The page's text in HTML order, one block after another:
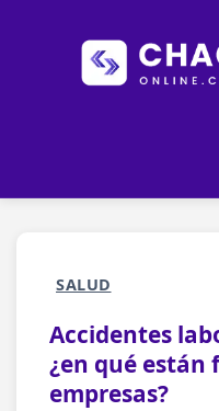
SALUD
Accidentes
¿en qué están
empresas?